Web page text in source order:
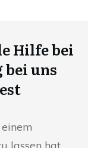
Hilfe bei
uns
lassen hat